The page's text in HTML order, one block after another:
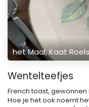
het Maal, Kaat Roels
Wentelteefjes
French toast,
Hoe je het ook noemt